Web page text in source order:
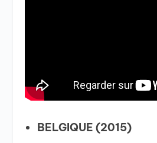
BELGIQUE (2015)